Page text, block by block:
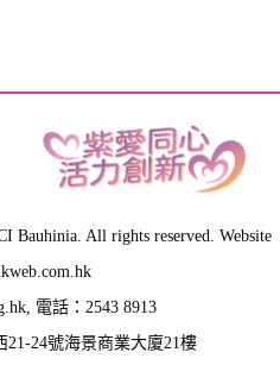
Bauhinia. All rights reserved. Website
, 電話：2543 8913
24號海景商業大廈21樓